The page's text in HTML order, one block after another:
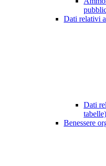
Dati relativi
Dati
tabelle)
Benessere